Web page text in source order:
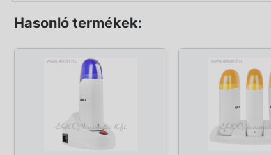
Hasonló termékek: